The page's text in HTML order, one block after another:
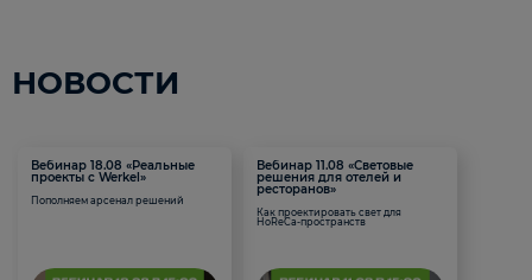
НОВОСТИ
Вебинар 18.08 «Реальные
проекты с Werkel»
Пополняем арсенал решений
Вебинар 11.08 «Световые
решения для отелей и
ресторанов»
Как проектировать свет для
HoReCa-пространств